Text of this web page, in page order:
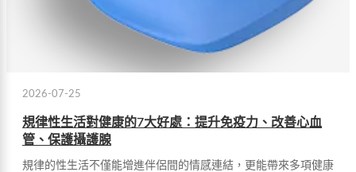
2026-07-25
規律性生活對健康的7大好處：提升免疫力、改善心血
管、保護攝護腺
規律的性生活不僅能增進伴侶間的情感連結，更能帶來多項健康